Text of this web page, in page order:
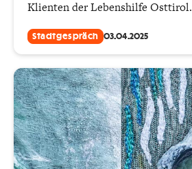
Klienten der Lebenshilfe Osttirol.
Stadtgespräch 03.04.2025